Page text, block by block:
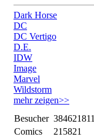
Dark Horse
DC
DC Vertigo
D.E.
IDW
Image
Marvel
Wildstorm
mehr zeigen>>
Besucher 384621811
Comics
215821